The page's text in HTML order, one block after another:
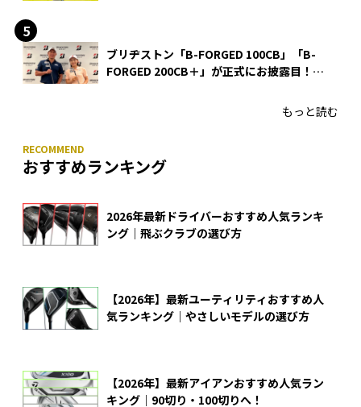
ブリヂストン「B-FORGED 100CB」「B-
FORGED 200CB＋」が正式にお披露目！
もっと読む
おすすめランキング
2026年最新ドライバーおすすめ人気ランキ
ング｜飛ぶクラブの選び方
【2026年】最新ユーティリティおすすめ人
気ランキング｜やさしいモデルの選び方
【2026年】最新アイアンおすすめ人気ラン
キング｜90切り・100切りへ！